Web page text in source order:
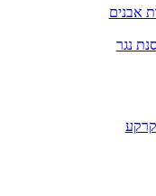
אבנים
נגר
קרקע